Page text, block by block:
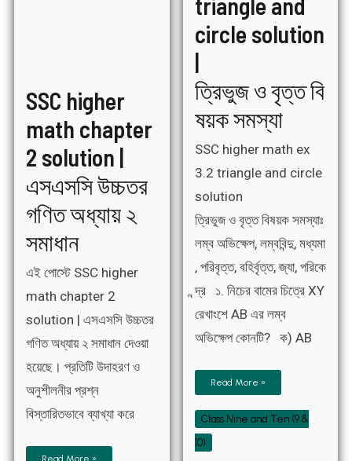
SSC higher
math chapter
2 solution |
এসএসসি উচ্চতর
গণিত অধ্যায় ২
সমাধান
এই পোস্টে SSC higher
math chapter 2
solution | এসএসসি উচ্চতর
গণিত অধ্যায় ২ সমাধান দেওয়া
হয়েছে। প্রতিটি উদাহরণ ও
অনুশীলনীর প্রশ্ন
বিস্তারিতভাবে ব্যাখ্যা করে
circle solution
|
ত্রিভুজ ও বৃত্ত বি
ষয়ক সমস্যা
SSC higher math ex
3.2 triangle and circle
solution
ত্রিভুজ ও বৃত্ত বিষয়ক সমস্যাঃ
লম্ব অভিক্ষেপ, লম্ববিন্দু, মধ্যমা
, পরিবৃত্ত, বহির্বৃত্ত, জ্যা, পরিকে
ন্দ্র ১. নিচের বামের চিত্রে XY
রেখাংশে AB এর লম্ব
অভিক্ষেপ কোনটি? ক) AB
circle
solution
ত্রিভুজ ও বৃত্ত বিষয়ক সমস্যা
Read More »
Class Nine and Ten (9 &
10)